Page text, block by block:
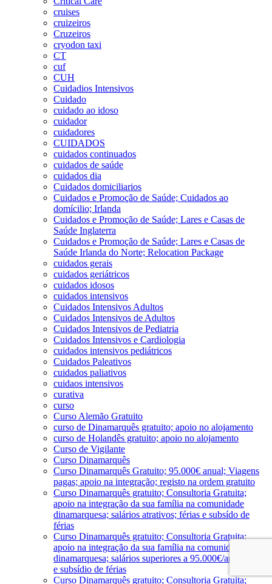
cruises
cruizeiros
Cruzeiros
cryodon taxi
CT
cuf
CUH
Cuidadios Intensivos
Cuidado
cuidado ao idoso
cuidador
cuidadores
CUIDADOS
cuidados continuados
cuidados de saúde
cuidados dia
Cuidados domiciliarios
Cuidados e Promoção de Saúde; Cuidados ao
domícilio; Irlanda
Cuidados e Promoção de Saúde; Lares e Casas de
Saúde Inglaterra
Cuidados e Promoção de Saúde; Lares e Casas de
Saúde Irlanda do Norte; Relocation Package
cuidados gerais
cuidados geriátricos
cuidados idosos
cuidados intensivos
Cuidados Intensivos Adultos
Cuidados Intensivos de Adultos
Cuidados Intensivos de Pediatria
Cuidados Intensivos e Cardiologia
cuidados intensivos pediátricos
Cuidados Paleativos
cuidados paliativos
cuidaos intensivos
curativa
curso
Curso Alemão Gratuito
curso de Dinamarquês gratuito; apoio no alojamento
curso de Holandês gratuito; apoio no alojamento
Curso de Vigilante
Curso Dinamarquês
Curso Dinamarquês Gratuito; 95.000€ anual; Viagens
pagas; apoio na integração; registo na ordem gratuito
Curso Dinamarquês gratuito; Consultoria Gratuita;
apoio na integração da sua família na comunidade
dinamarquesa; salários atrativos; férias e subsído de
férias
Curso Dinamarquês gratuito; Consultoria Gratuita;
apoio na integração da sua família na comunidade
dinamarquesa; salários superiores a 95.000€/ano; férias
e subsídio de férias
Curso Dinamarquês gratuito; Consultoria Gratuita;